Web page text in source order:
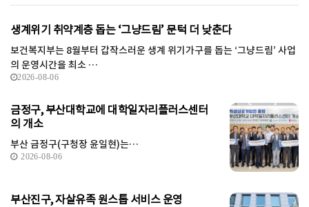
생계위기 취약계층 돕는 ‘그냥드림’ 문턱 더 낮춘다
보건복지부는 8월부터 갑작스러운 생계 위기가구를 돕는 ‘그냥드림’ 사업
의 운영시간을 최소 …
2026-08-06
금정구, 부산대학교에 대학일자리플러스센터
의 개소
부산 금정구(구청장 윤일현)는…
2026-08-06
부산진구, 자살유족 원스톱 서비스 운영